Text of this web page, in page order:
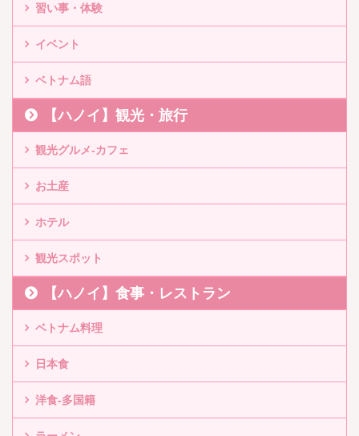
習い事・体験
イベント
ベトナム語
【ハノイ】観光・旅行
観光グルメ-カフェ
お土産
ホテル
観光スポット
【ハノイ】食事・レストラン
ベトナム料理
日本食
洋食-多国籍